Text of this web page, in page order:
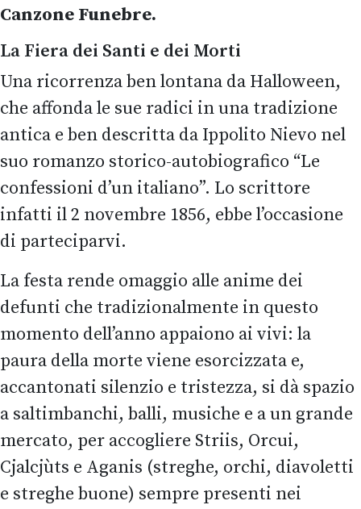
Canzone Funebre.
La Fiera dei Santi e dei Morti
Una ricorrenzaben lontana da Halloween,
che affonda le sue radici in una tradizione
antica e ben descritta da Ippolito Nievo nel
suo romanzo storico-autobiografico “Le
confessioni d’un italiano”. Lo scrittore
infatti il 2 novembre 1856, ebbe l’occasione
di parteciparvi.
La festa rende omaggio alle anime dei
defunti che tradizionalmente in questo
momento dell’anno appaiono ai vivi: la
paura della morte viene esorcizzata e,
accantonati silenzio e tristezza, si dà spazio
a saltimbanchi, balli, musiche e a un grande
mercato, per accogliere Striis, Orcui,
Cjalcjùts e Aganis (streghe, orchi, diavoletti
e streghe buone) sempre presenti nei